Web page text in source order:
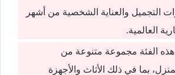
التجميل والعناية الشخصية من أشهر
العالمية.
الفئة مجموعة متنوعة من
بما في ذلك الأثاث والأجهزة